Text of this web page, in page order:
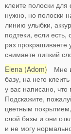
клеите полоски
нужно, но полоски
линию улыбки,
подтеки, если
раз прокрашиваете
снимаете липкий
Elena (Adom) Мне
базу, на него
у вас написано, что
Подскажите,
цветным
слой базы и они
и не могу